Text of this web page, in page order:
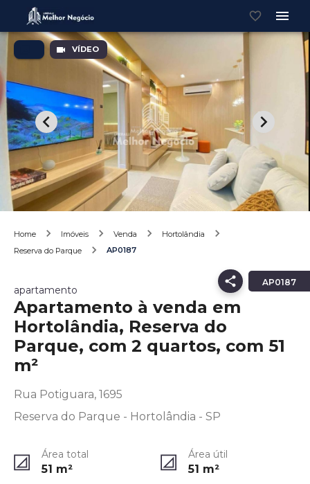
VÍDEO
Home Imóveis Venda
Hortolândia
Reserva do Parque
AP0187
AP0187
apartamento
Apartamento à venda em
Hortolândia, Reserva do
Parque, com 2 quartos, com 51
m²
Rua Potiguara, 1695
Reserva do Parque - Hortolândia - SP
Área total
51 m²
Área útil
51 m²